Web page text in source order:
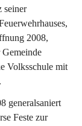
seiner
2008,
Volksschule mit
generalsaniert
Feste zur